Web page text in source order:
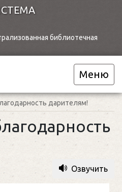
библиотечная
Меню
дарителям!
Озвучить